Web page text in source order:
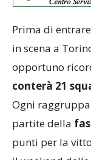
Prima di
in scena a
opportuno
conterà 21
Ogni
partite della
punti per la